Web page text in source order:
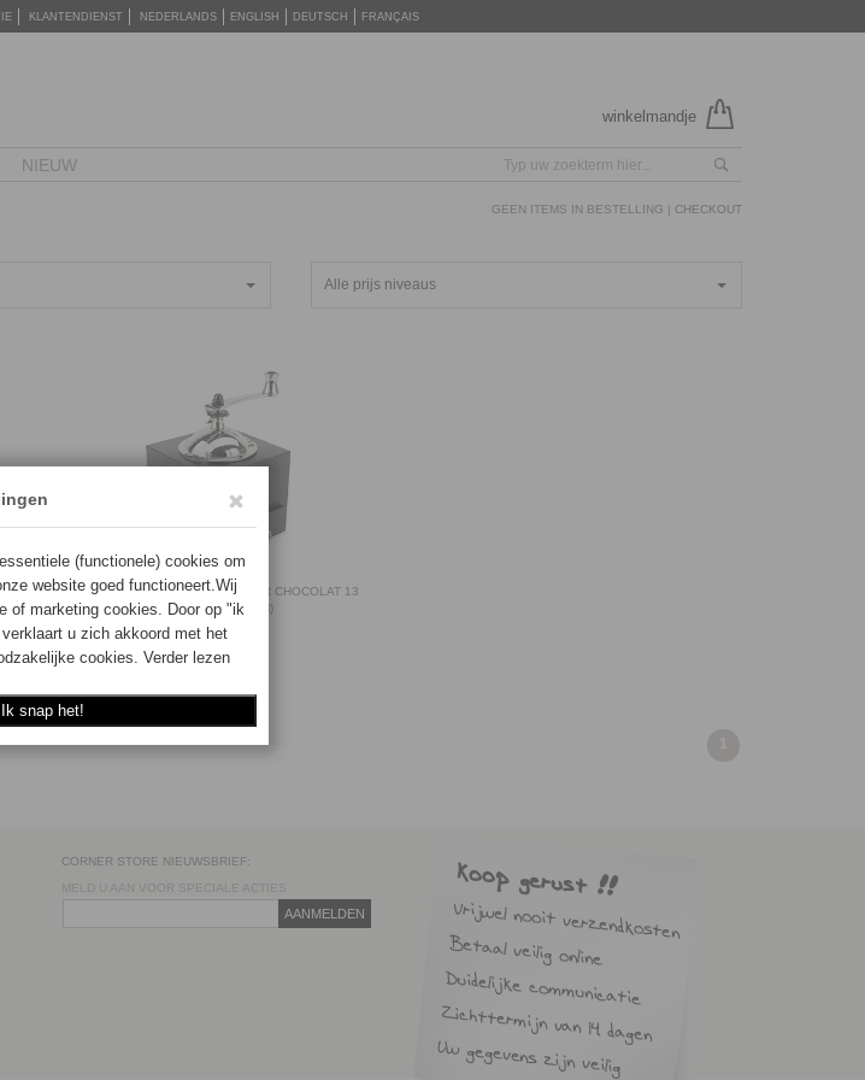
KLANTENDIENST NEDERLANDS ENGLISH DEUTSCH FRANÇAIS
winkelmandje
NIEUW
GEEN ITEMS IN BESTELLING | CHECKOUT
Alle prijs niveaus
PEUGEOT OLIVIER ROELLINGER CHOCOLAT 13
CM (PEPERMOLEN)
4006950025601
BESTEL
CORNER STORE NIEUWSBRIEF:
MELD U AAN VOOR SPECIALE ACTIES
AANMELDEN